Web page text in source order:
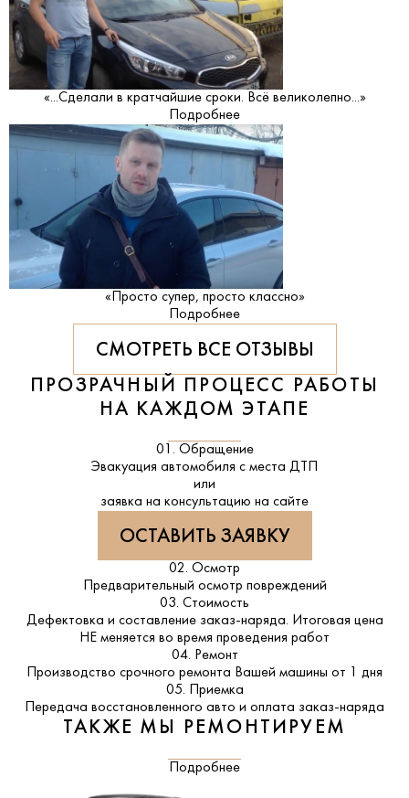
«...Сделали в кратчайшие сроки. Всё великолепно...»
Подробнее
«Просто супер, просто классно»
Подробнее
СМОТРЕТЬ ВСЕ ОТЗЫВЫ
ПРОЗРАЧНЫЙ ПРОЦЕСС РАБОТЫ
НА КАЖДОМ ЭТАПЕ
01. Обращение
Эвакуация автомобиля с места ДТП
или
заявка на консультацию на сайте
ОСТАВИТЬ ЗАЯВКУ
02. Осмотр
Предварительный осмотр повреждений
03. Стоимость
Дефектовка и составление заказ-наряда. Итоговая цена
НЕ меняется во время проведения работ
04. Ремонт
Производство срочного ремонта Вашей машины от 1 дня
05. Приемка
Передача восстановленного авто и оплата заказ-наряда
ТАКЖЕ МЫ РЕМОНТИРУЕМ
Подробнее